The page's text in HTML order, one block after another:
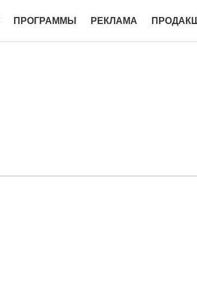
ПРОГРАММЫ РЕКЛАМА